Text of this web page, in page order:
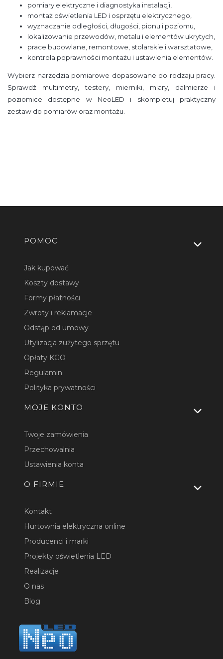
pomiary elektryczne i diagnostyka instalacji,
montaż oświetlenia LED i osprzętu elektrycznego,
wyznaczanie odległości, długości, pionu i poziomu,
lokalizowanie przewodów, metalu i elementów ukrytych,
prace budowlane, remontowe, stolarskie i warsztatowe,
kontrola poprawności montażu i ustawienia elementów.
Wybierz narzędzia pomiarowe dopasowane do rodzaju pracy.
Sprawdź multimetry, testery, mierniki, miary, dalmierze i
poziomice dostępne w NeoLED i skompletuj praktyczny
zestaw do pomiarów oraz montażu.
Linki w stopce
POMOC
Jak kupować
Koszty dostawy
Formy płatności
Zwroty i reklamacje
Odstąp od umowy
Utylizacja zużytego sprzętu
Opłaty KGO
Regulamin
Polityka prywatności
MOJE KONTO
Twoje zamówienia
Przechowalnia
Ustawienia konta
O FIRMIE
Kontakt
Hurtownia elektryczna online
Producenci i marki
Projekty oświetlenia LED
Realizacje
O nas
Blog